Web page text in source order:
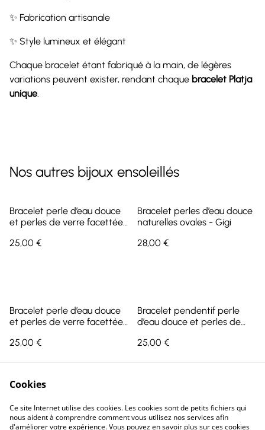
✨ Fabrication artisanale
✨ Style lumineux et élégant
Chaque bracelet étant fabriqué à la main, de légères
variations peuvent exister, rendant chaque bracelet Platja
unique.
Nos autres bijoux ensoleillés
Bracelet perle d’eau douce
et perles de verre facettées
25,00 €
Bracelet perles d’eau douce
naturelles ovales - Gigi
28,00 €
Bracelet perle d’eau douce
et perles de verre facettées
25,00 €
Bracelet pendentif perle
d’eau douce et perles de
25,00 €
Cookies
Ce site Internet utilise des cookies. Les cookies sont de petits fichiers qui
nous aident à comprendre comment vous utilisez nos services afin
d'améliorer votre expérience. Vous pouvez en savoir plus sur ces cookies